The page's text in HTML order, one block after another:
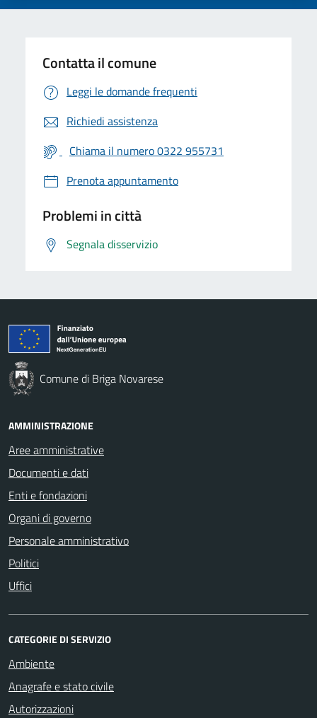
Contatta il comune
Leggi le domande frequenti
Richiedi assistenza
Chiama il numero 0322 955731
Prenota appuntamento
Problemi in città
Segnala disservizio
Comune di Briga Novarese
AMMINISTRAZIONE
Aree amministrative
Documenti e dati
Enti e fondazioni
Organi di governo
Personale amministrativo
Politici
Uffici
CATEGORIE DI SERVIZIO
Ambiente
Anagrafe e stato civile
Autorizzazioni